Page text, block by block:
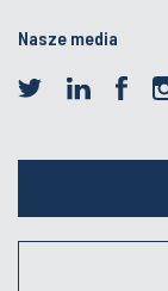
Nasze media